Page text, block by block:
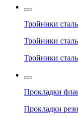
Тройники
Тройники
Тройники
Прокладки
Прокладки